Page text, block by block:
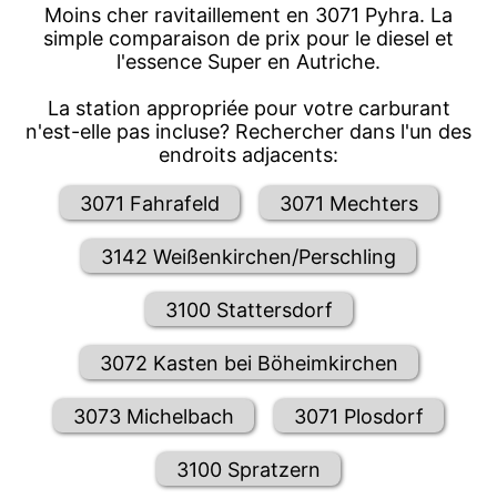
Moins cher ravitaillement en 3071 Pyhra. La
simple comparaison de prix pour le diesel et
l'essence Super en Autriche.
La station appropriée pour votre carburant
n'est-elle pas incluse? Rechercher dans l'un des
endroits adjacents:
3071 Fahrafeld 3071 Mechters
3142 Weißenkirchen/Perschling
3100 Stattersdorf
3072 Kasten bei Böheimkirchen
3073 Michelbach 3071 Plosdorf
3100 Spratzern